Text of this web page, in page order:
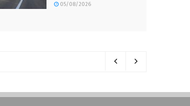
05/08/2026